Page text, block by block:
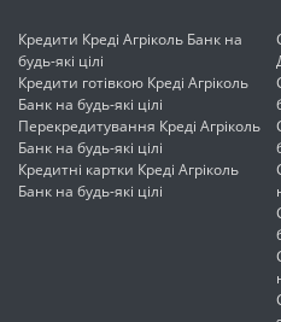
Кредити Креді Агріколь Банк на
будь-які цілі
Кредити готівкою Креді Агріколь
Банк на будь-які цілі
Перекредитування Креді Агріколь
Банк на будь-які цілі
Кредитні картки Креді Агріколь
Банк на будь-які цілі